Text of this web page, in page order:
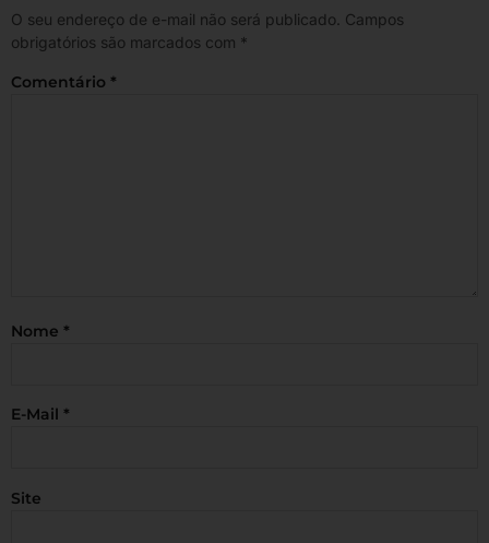
O seu endereço de e-mail não será publicado. Campos
obrigatórios são marcados com *
Comentário *
Nome *
E-Mail *
Site